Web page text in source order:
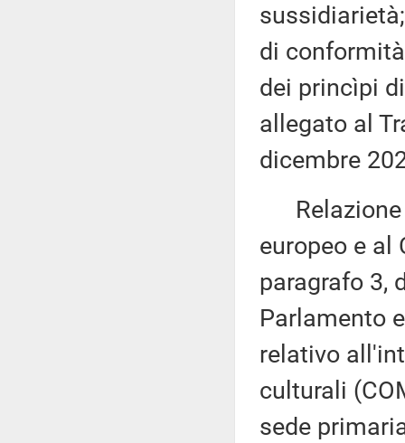
di
dei princìpi
allegato al
dicembre
Relazione
europeo e al
paragrafo 3,
Parlamento
relativo
culturali
sede